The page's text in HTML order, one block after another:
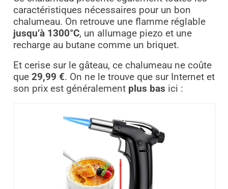
caractéristiques nécessaires pour un bon
chalumeau. On retrouve une flamme réglable
jusqu’à 1300°C, un allumage piezo et une
recharge au butane comme un briquet.
Et cerise sur le gâteau, ce chalumeau ne coûte
que 29,99 €. On ne le trouve que sur Internet et
son prix est généralement plus bas ici :